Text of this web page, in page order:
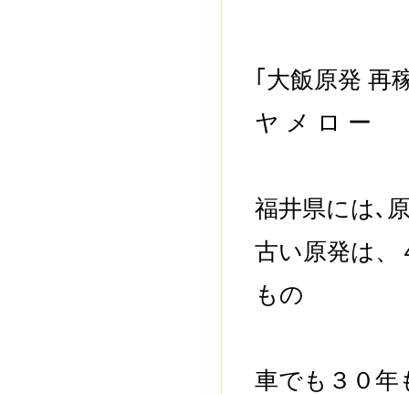
｢大飯原発
ヤ メ ロ ー
福井県には､
古い原発は
もの
車でも３０年